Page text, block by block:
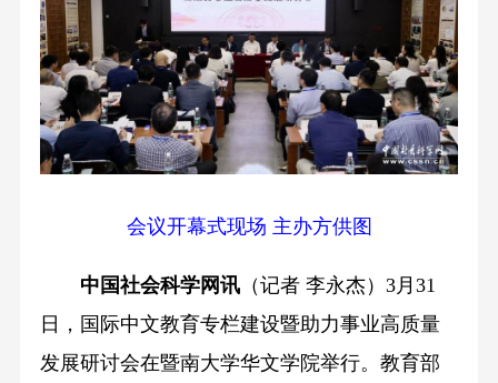
会议开幕式现场 主办方供图
中国社会科学网讯（记者 李永杰）3月31
日，国际中文教育专栏建设暨助力事业高质量
发展研讨会在暨南大学华文学院举行。教育部